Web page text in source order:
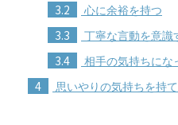
3.2 心に余裕を持つ
3.3 丁寧な言動を意識
3.4 相手の気持ちにな
4 思いやりの気持ちを持